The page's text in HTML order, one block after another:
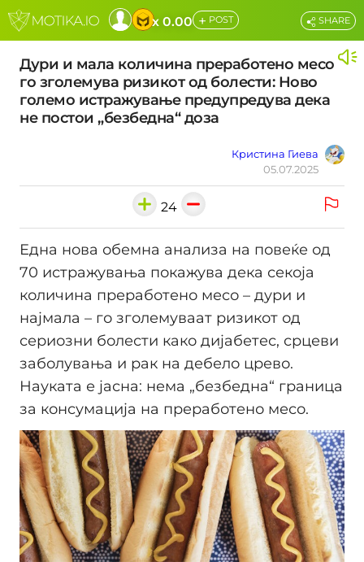
x 0.00 + POST
Дури и мала количина преработено месо
го зголемува ризикот од болести: Ново
големо истражување предупредува дека
не постои „безбедна“ доза
Кристина Гиева
05.07.2025
SHARE
24
Една нова обемна анализа на повеќе од
70 истражувања покажува дека секоја
количина преработено месо – дури и
најмала – го зголемуваат ризикот од
сериозни болести како дијабетес, срцеви
заболувања и рак на дебело црево.
Науката е јасна: нема „безбедна“ граница
за консумација на преработено месо.